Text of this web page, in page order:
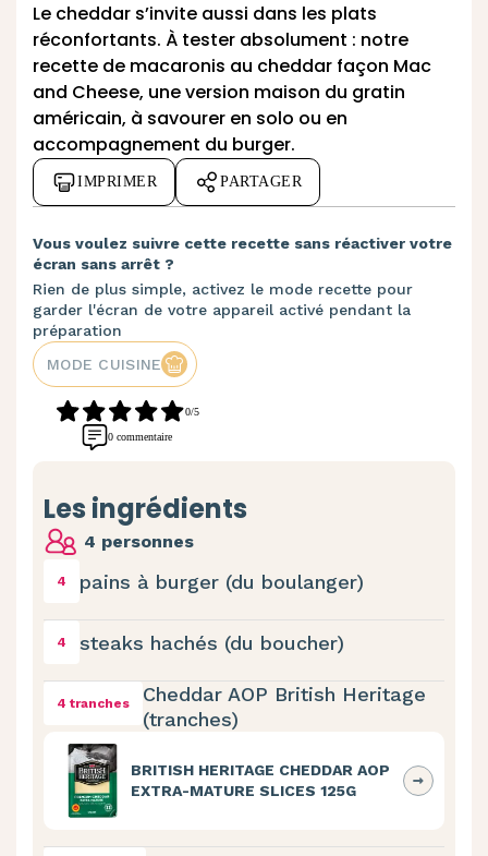
Le cheddar s’invite aussi dans les plats
réconfortants. À tester absolument : notre
recette de macaronis au cheddar façon Mac
and Cheese, une version maison du gratin
américain, à savourer en solo ou en
accompagnement du burger.
IMPRIMER PARTAGER
Vous voulez suivre cette recette sans réactiver votre
écran sans arrêt ?
Rien de plus simple, activez le mode recette pour
garder l'écran de votre appareil activé pendant la
préparation
MODE CUISINE
0/5
0 commentaire
Les ingrédients
4 personnes
4 pains à burger (du boulanger)
4 steaks hachés (du boucher)
4 tranches
Cheddar AOP British Heritage
(tranches)
BRITISH HERITAGE CHEDDAR AOP
EXTRA-MATURE SLICES 125G